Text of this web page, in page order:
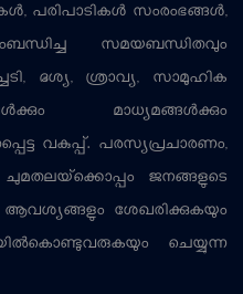
പരിപാടികള്‍ സംരംഭങ്ങള്‍,
സമയബന്ധിതവും
ദൃശ്യ, ശ്രാവ്യ, സാമൂഹിക
മാധ്യമങ്ങള്‍ക്കും
വകുപ്പ്. പരസ്യപ്രചാരണം,
ജനങ്ങളുടെ
ആവശ്യങ്ങളും ശേഖരിക്കുകയും
ചെയ്യുന്ന